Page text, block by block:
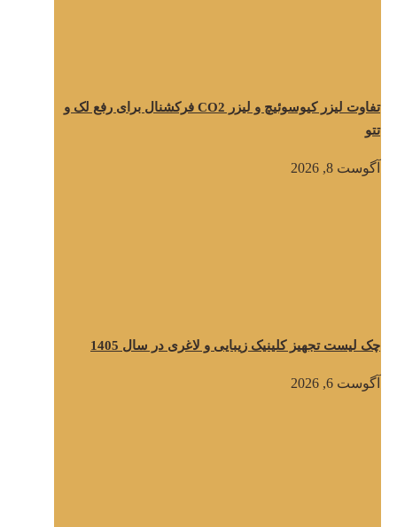
تفاوت لیزر کیوسوئیچ و لیزر CO2 فرکشنال برای رفع لک و
تتو
آگوست 8, 2026
چک لیست تجهیز کلینیک زیبایی و لاغری در سال 1405
آگوست 6, 2026